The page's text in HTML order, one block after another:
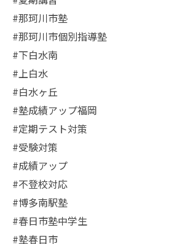
#那珂川市塾
#那珂川市個別指導塾
#下白水南
#上白水
#白水ヶ丘
#塾成績アップ福岡
#定期テスト対策
#受験対策
#成績アップ
#不登校対応
#博多南駅塾
#春日市塾中学生
#塾春日市